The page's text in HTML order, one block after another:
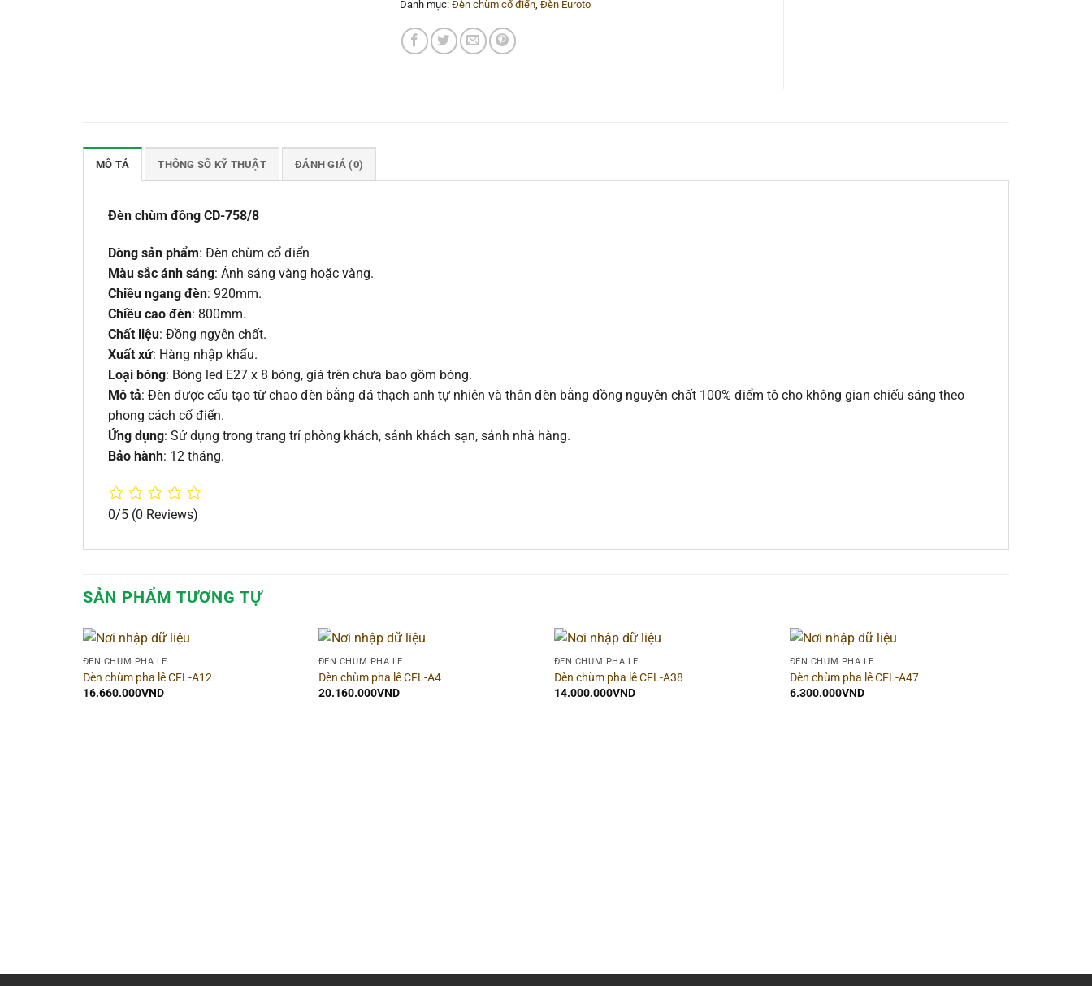
Danh mục: Đèn chùm cổ điển, Đèn Euroto
MÔ TẢ THÔNG SỐ KỸ THUẬT ĐÁNH GIÁ (0)
Đèn chùm đồng CD-758/8
Dòng sản phẩm: Đèn chùm cổ điển
Màu sắc ánh sáng: Ánh sáng vàng hoặc vàng.
Chiều ngang đèn: 920mm.
Chiều cao đèn: 800mm.
Chất liệu: Đồng ngyên chất.
Xuất xứ: Hàng nhập khẩu.
Loại bóng: Bóng led E27 x 8 bóng, giá trên chưa bao gồm bóng.
Mô tả: Đèn được cấu tạo từ chao đèn bằng đá thạch anh tự nhiên và thân đèn bằng đồng nguyên chất 100% điểm tô cho không gian chiếu sáng theo
phong cách cổ điển.
Ứng dụng: Sử dụng trong trang trí phòng khách, sảnh khách sạn, sảnh nhà hàng.
Bảo hành: 12 tháng.
0/5 (0 Reviews)
SẢN PHẨM TƯƠNG TỰ
ĐÈN CHÙM PHA LÊ
Đèn chùm pha lê CFL-A12
16.660.000VND
ĐÈN CHÙM PHA LÊ
Đèn chùm pha lê CFL-A4
20.160.000VND
ĐÈN CHÙM PHA LÊ
Đèn chùm pha lê CFL-A38
14.000.000VND
ĐÈN CHÙM PHA LÊ
Đèn chùm pha lê CFL-A47
6.300.000VND